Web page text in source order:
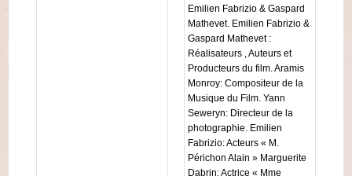
Emilien Fabrizio & Gaspard
Mathevet. Emilien Fabrizio &
Gaspard Mathevet :
Réalisateurs , Auteurs et
Producteurs du film. Aramis
Monroy: Compositeur de la
Musique du Film. Yann
Seweryn: Directeur de la
photographie. Emilien
Fabrizio: Acteurs « M.
Périchon Alain » Marguerite
Dabrin: Actrice « Mme